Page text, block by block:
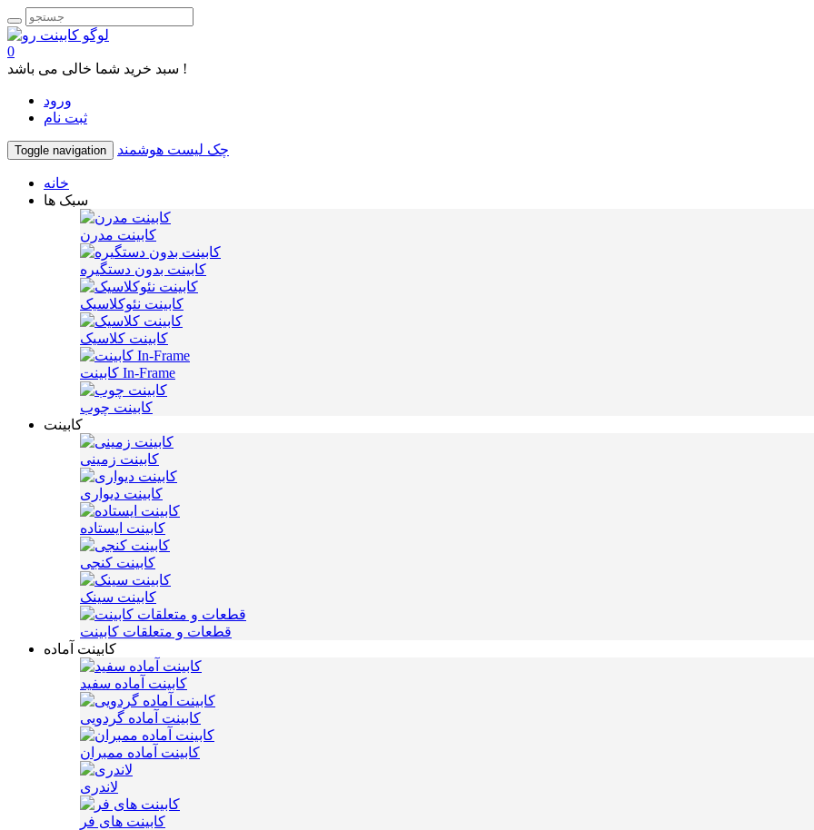
0
سبد خرید شما خالی می باشد !
ورود
ثبت نام
Toggle navigation چک لیست هوشمند
خانه
سبک ها
کابینت مدرن
کابینت بدون دستگیره
کابینت نئوکلاسیک
کابینت کلاسیک
کابینت In-Frame
کابینت چوب
کابینت
کابینت زمینی
کابینت دیواری
کابینت ایستاده
کابینت کنجی
کابینت سینک
قطعات و متعلقات کابینت
کابینت آماده
کابینت آماده سفید
کابینت آماده گردویی
کابینت آماده ممبران
لاندری
کابینت های فر